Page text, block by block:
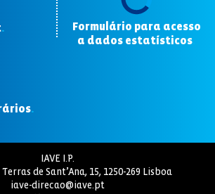
.
Formulário para acesso
a dados estatísticos
.
IAVE I.P.
de Sant’Ana, 15, 1250-269 Lisboa
iave-direcao@iave.pt